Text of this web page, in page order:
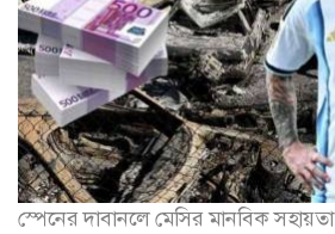
স্পেনের দাবানলে মেসির মানবিক সহায়তা